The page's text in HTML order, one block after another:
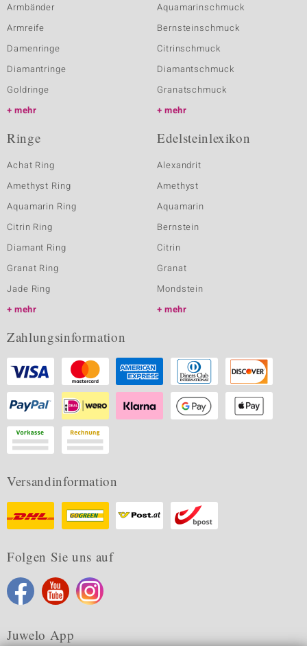
Armbänder
Armreife
Damenringe
Diamantringe
Goldringe
mehr
Aquamarinschmuck
Bernsteinschmuck
Citrinschmuck
Diamantschmuck
Granatschmuck
mehr
Ringe
Achat Ring
Amethyst Ring
Aquamarin Ring
Citrin Ring
Diamant Ring
Granat Ring
Jade Ring
mehr
Edelsteinlexikon
Alexandrit
Amethyst
Aquamarin
Bernstein
Citrin
Granat
Mondstein
mehr
Zahlungsinformation
Versandinformation
Folgen Sie uns auf
Juwelo App